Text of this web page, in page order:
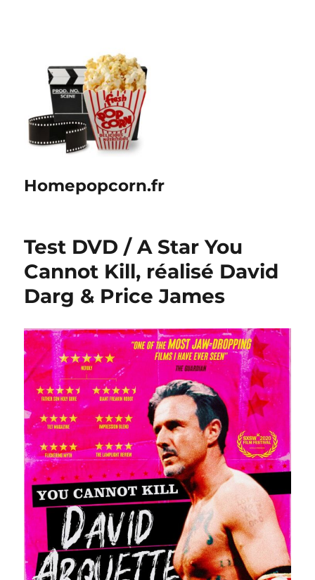
Homepopcorn.fr
Test DVD / A Star You
Cannot Kill, réalisé David
Darg & Price James